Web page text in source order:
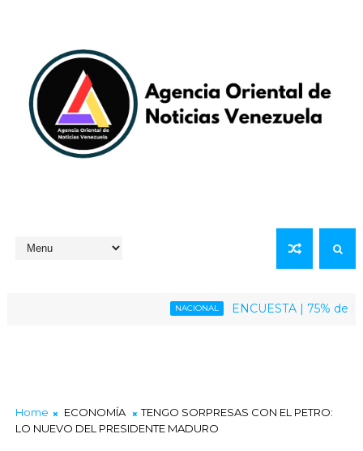
NACIONAL ENCUESTA | 75% de la
Home ECONOMÍA
TENGO SORPRESAS CON EL PETRO:
LO NUEVO DEL PRESIDENTE MADURO